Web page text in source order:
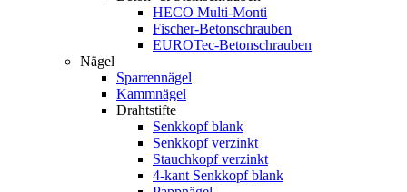
HECO Multi-Monti
Fischer-Betonschrauben
EUROTec-Betonschrauben
Nägel
Sparrennägel
Kammnägel
Drahtstifte
Senkkopf blank
Senkkopf verzinkt
Stauchkopf verzinkt
4-kant Senkkopf blank